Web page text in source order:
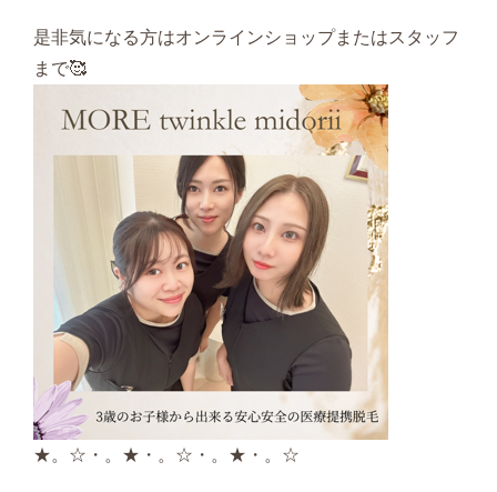
是非気になる方はオンラインショップまたはスタッフ
まで🥰
★。☆・。★・。☆・。★・。☆